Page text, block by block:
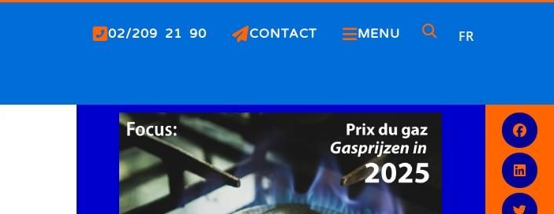
02/209 21 90 CONTACT MENU FR